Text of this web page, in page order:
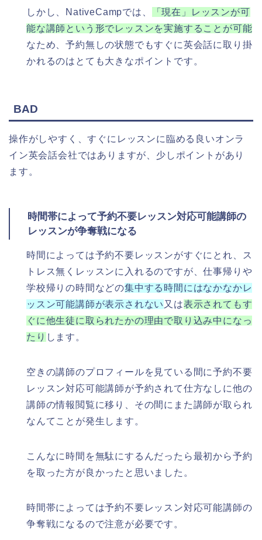
しかし、NativeCampでは、
「現在」レッスンが可
能な講師という形でレッスンを実施することが可能
なため、予約無しの状態でもすぐに英会話に取り掛
かれるのはとても大きなポイントです。
BAD
操作がしやすく、すぐにレッスンに臨める良いオンラ
イン英会話会社ではありますが、少しポイントがあり
ます。
時間帯によって予約不要レッスン対応可能講師の
レッスンが争奪戦になる
時間によっては予約不要レッスンがすぐにとれ、ス
トレス無くレッスンに入れるのですが、仕事帰りや
学校帰りの時間などの集中する時間にはなかなかレ
ッスン可能講師が表示されない 又は表示されてもす
ぐに他生徒に取られたかの理由で取り込み中になっ
たり します。
空きの講師のプロフィールを見ている間に予約不要
レッスン対応可能講師が予約されて仕方なしに他の
講師の情報閲覧に移り、その間にまた講師が取られ
なんてことが発生します。
こんなに時間を無駄にするんだったら最初から予約
を取った方が良かったと思いました。
時間帯によっては予約不要レッスン対応可能講師の
争奪戦になるので注意が必要です。